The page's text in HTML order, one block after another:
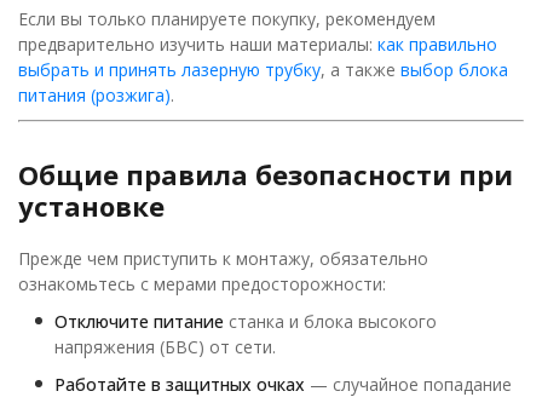
Если вы только планируете покупку, рекомендуем
предварительно изучить наши материалы: как правильно
выбрать и принять лазерную трубку, а также выбор блока
питания (розжига).
Общие правила безопасности при
установке
Прежде чем приступить к монтажу, обязательно
ознакомьтесь с мерами предосторожности:
Отключите питание станка и блока высокого
напряжения (БВС) от сети.
Работайте в защитных очках — случайное попадание